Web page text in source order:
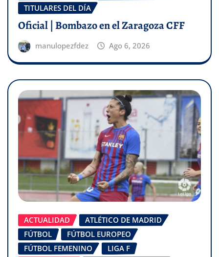
TITULARES DEL DÍA
Oficial | Bombazo en el Zaragoza CFF
manulopezfdez Ago 6, 2026
ACTUALIDAD
ATLÉTICO DE MADRID
FÚTBOL
FÚTBOL EUROPEO
FÚTBOL FEMENINO
LIGA F